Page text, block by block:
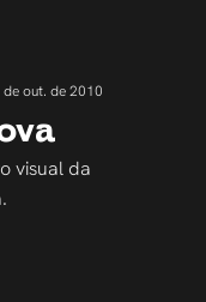
de out. de 2010
visual da